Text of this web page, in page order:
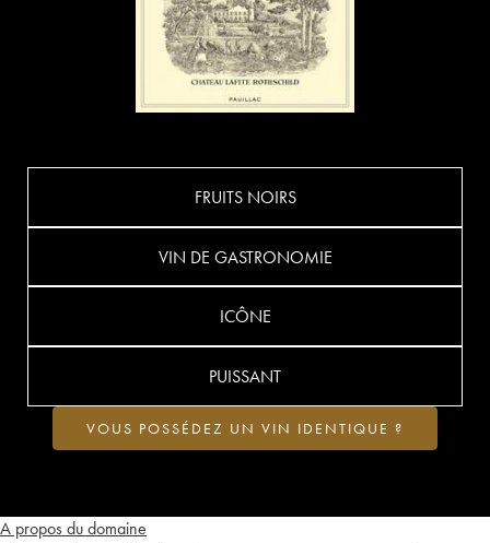
A propos du domaine
FRUITS NOIRS
VIN DE GASTRONOMIE
ICÔNE
PUISSANT
VOUS POSSÉDEZ UN VIN IDENTIQUE ?